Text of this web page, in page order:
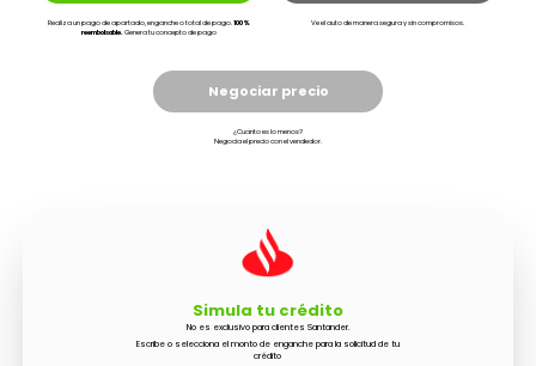
Realiza un pago de apartado, enganche o total de pago.100%
reembolsable.Genera tu concepto de pago
Ve el auto de manera segura y sin compromisos.
Negociar precio
¿Cuanto es lo menos?
Negocia el precio con el vendedor.
Simula tu crédito
No es exclusivo para clientes Santander.
Escribe o selecciona el monto de enganche para la solicitud de tu
crédito